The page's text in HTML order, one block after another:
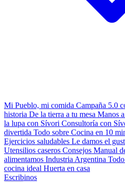
Mi Pueblo, mi comida Campaña 5.0
historia De la tierra a tu mesa Manos
la lupa con Sívori Consultoría con
divertida Todo sobre Cocina en 10
Ejercicios saludables Le damos el
Utensilios caseros Consejos Manual
alimentamos Industria Argentina
cocina ideal Huerta en casa
Escribinos